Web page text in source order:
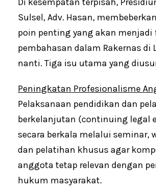
Sulsel, Adv. Hasan,
poin penting yang akan menjadi
pembahasan dalam Rakernas di
nanti. Tiga isu utama yang
Peningkatan Profesionalisme
Pelaksanaan pendidikan dan
berkelanjutan (continuing legal
secara berkala melalui seminar,
dan pelatihan khusus agar
anggota tetap relevan dengan
hukum masyarakat.